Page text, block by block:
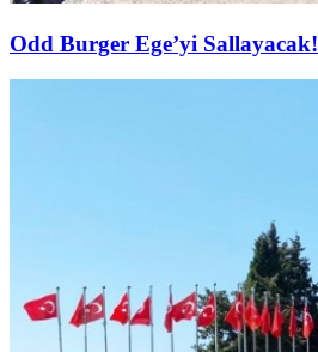
Odd Burger Ege’yi Sallayacak!